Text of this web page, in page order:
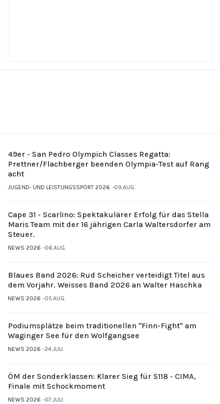
49er - San Pedro Olympich Classes Regatta:
Prettner/Flachberger beenden Olympia-Test auf Rang
acht
JUGEND- UND LEISTUNGSSPORT 2026 09.AUG.
Cape 31 - Scarlino: Spektakulärer Erfolg für das Stella
Maris Team mit der 16 jährigen Carla Waltersdorfer am
Steuer.
NEWS 2026 06.AUG.
Blaues Band 2026: Rud Scheicher verteidigt Titel aus
dem Vorjahr. Weisses Band 2026 an Walter Haschka
NEWS 2026 05.AUG.
Podiumsplätze beim traditionellen "Finn-Fight" am
Waginger See für den Wolfgangsee
NEWS 2026 24.JULI
ÖM der Sonderklassen: Klarer Sieg für S118 - CIMA,
Finale mit Schockmoment
NEWS 2026 07.JULI